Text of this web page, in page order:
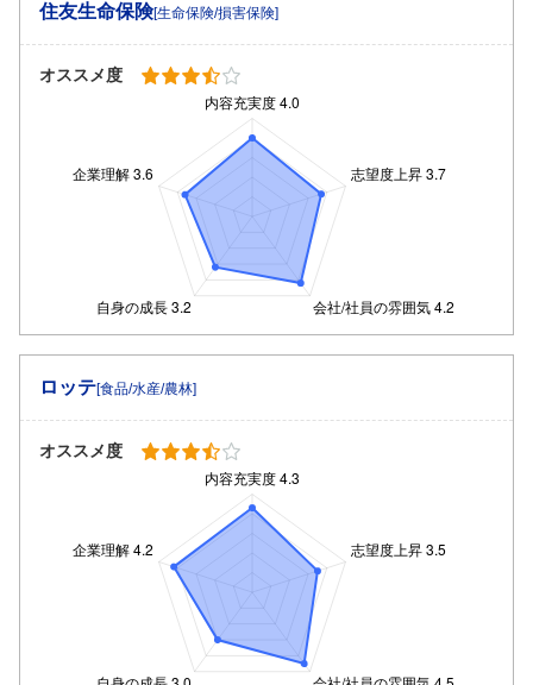
住友生命保険[生命保険/損害保険]
オススメ度
ロッテ[食品/水産/農林]
オススメ度